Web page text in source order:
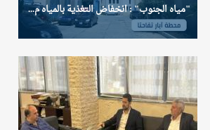
"مياه الجنوب" : انخفاض التغذية بالمياه م...